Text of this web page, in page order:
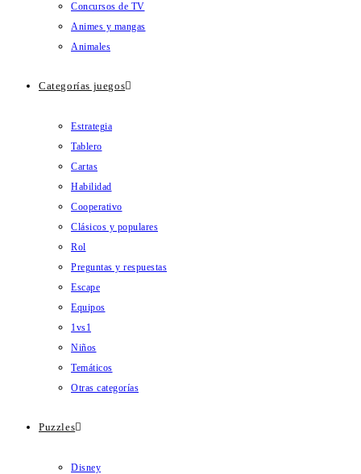
Concursos de TV
Animes y mangas
Animales
Categorías juegos
Estrategia
Tablero
Cartas
Habilidad
Cooperativo
Clásicos y populares
Rol
Preguntas y respuestas
Escape
Equipos
1vs1
Niños
Temáticos
Otras categorías
Puzzles
Disney